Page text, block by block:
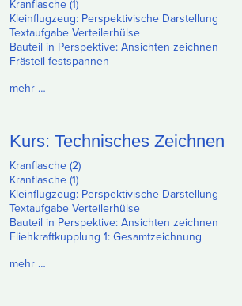
Kranflasche (1)
Kleinflugzeug: Perspektivische Darstellung
Textaufgabe Verteilerhülse
Bauteil in Perspektive: Ansichten zeichnen
Frästeil festspannen
mehr …
Kurs: Technisches Zeichnen
Kranflasche (2)
Kranflasche (1)
Kleinflugzeug: Perspektivische Darstellung
Textaufgabe Verteilerhülse
Bauteil in Perspektive: Ansichten zeichnen
Fliehkraftkupplung 1: Gesamtzeichnung
mehr …